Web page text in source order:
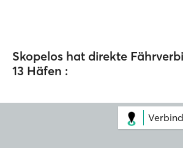
Skopelos hat direkte
13 Häfen :